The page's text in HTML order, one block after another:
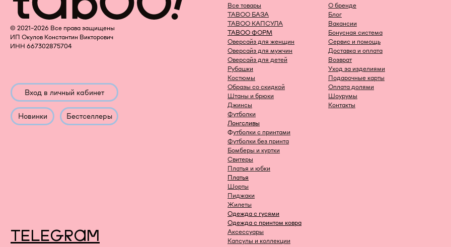
©️ 2021-2026 Все права защищены
ИП Окулов Константин Викторович
ИНН 667302875704
TELEGRAM
Все товары
TABOO БАЗА
TABOO КАПСУЛА
TABOO ФОРМ
Оверсайз для женщин
Оверсайз для мужчин
Оверсайз для детей
Рубашки
Костюмы
Образы со скидкой
Штаны и брюки
Джинсы
Футболки
Лонгсливы
Футболки с принтами
Футболки без принта
Бомберы и куртки
Свитеры
Платья и юбки
Платья
Шорты
Пиджаки
Жилеты
Одежда с гусями
Одежда с принтом ковра
Аксессуары
Капсулы и коллекции
О бренде
Блог
Вакансии
Бонусная система
Сервис и помощь
Доставка и оплата
Возврат
Уход за изделиями
Подарочные карты
Оплата долями
Шоурумы
Контакты
Вход в личный кабинет
Новинки Бестселлеры